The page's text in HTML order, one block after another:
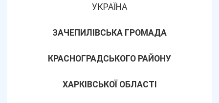
УКРАЇНА
ЗАЧЕПИЛІВСЬКА ГРОМАДА
КРАСНОГРАДСЬКОГО РАЙОНУ
ХАРКІВСЬКОЇ ОБЛАСТІ